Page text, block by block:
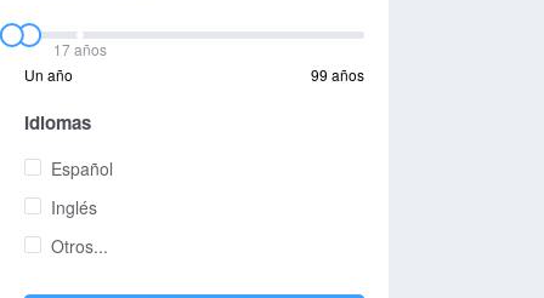
17 años
Un año
99 años
Idiomas
Español
Inglés
Otros...